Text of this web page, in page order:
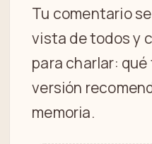
Tu comentario
vista de todos y
para charlar:
versión
memoria.